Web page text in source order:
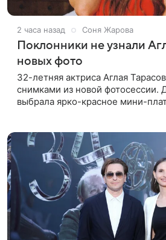
2 часа назад Соня Жарова
Поклонники не узнали
новых фото
32-летняя актриса Аглая
снимками из новой фотосессии.
выбрала ярко-красное мини-